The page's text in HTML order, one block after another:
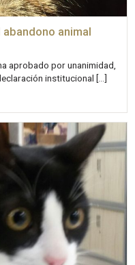
animal
aprobado por unanimidad,
institucional […]